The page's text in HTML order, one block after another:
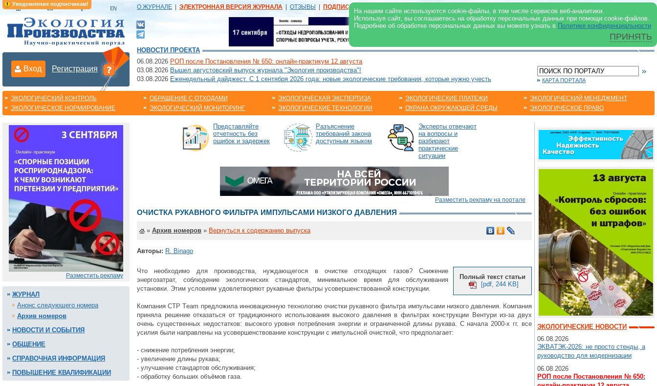
Уведомление подписчикам!
На нашем сайте используются cookie-файлы, в том числе сервисов веб-аналитики.
Используя сайт, вы соглашаетесь на обработку персональных данных при помощи cookie-файлов.
Подробнее об обработке персональных данных вы можете узнать в Политике конфиденциальности
ПРИНЯТЬ
О ЖУРНАЛЕ ЭЛЕКТРОННАЯ ВЕРСИЯ ЖУРНАЛА ОТЗЫВЫ ПОДПИСКА | В ЖУРНАЛЕ В ИНТЕРНЕТ
Вход Регистрация
НОВОСТИ ПРОЕКТА
06.08.2026 РОП после Постановления № 650: онлайн-практикум 12 августа
03.08.2026 Вышел августовский выпуск журнала "Экология производства"!
03.08.2026 Еженедельный дайджест. С 1 сентября 2026 года: новые экологические требования, которые нужно учесть КАРТА ПОРТАЛА
ЭКОЛОГИЧЕСКИЙ КОНТРОЛЬ
ЭКОЛОГИЧЕСКОЕ НОРМИРОВАНИЕ
ОБРАЩЕНИЕ С ОТХОДАМИ
ЭКОЛОГИЧЕСКИЙ МОНИТОРИНГ
ЭКОЛОГИЧЕСКАЯ ЭКСПЕРТИЗА
ЭКОЛОГИЧЕСКИЕ ТЕХНОЛОГИИ
ЭКОЛОГИЧЕСКИЕ ПЛАТЕЖИ
ОХРАНА ОКРУЖАЮЩЕЙ СРЕДЫ
ЭКОЛОГИЧЕСКИЙ МЕНЕДЖМЕНТ
ЭКОЛОГИЧЕСКОЕ ПРАВО
Разместить рекламу
ЖУРНАЛ
Анонс следующего номера
Архив номеров
НОВОСТИ И СОБЫТИЯ
ОБЩЕНИЕ
СПРАВОЧНАЯ ИНФОРМАЦИЯ
ПОВЫШЕНИЕ КВАЛИФИКАЦИИ
Представляйте
отчетность без
ошибок и задержек
Разъяснение
требований закона
доступным языком
Эксперты отвечают
на вопросы и
разбирают
практические
ситуации
Разместить рекламу на портале
ОЧИСТКА РУКАВНОГО ФИЛЬТРА ИМПУЛЬСАМИ НИЗКОГО ДАВЛЕНИЯ
» Архив номеров » Вернуться к содержанию выпуска
Авторы: R. Binago
Полный текст статьи
[pdf, 244 KB]
Что необходимо для производства, нуждающегося в очистке отходящих газов? Снижение
энергозатрат, соблюдение экологических стандартов, минимальное время для обслуживания
установки. Этим условиям удовлетворяют рукавные фильтры усовершенствованной конструкции.
Компания CTP Тeam предложила инновационную технологию очистки рукавного фильтра импульсами низкого давления. Компания
приняла решение отказаться от традиционного использования высокого давления в фильтрах конструкции Вентури из-за двух
очень существенных недостатков: высокого уровня потребления энергии и ограниченной длины рукава. С начала 2000-х гг. все
усилия были направлены на усовершенствование конструкции с импульсной очисткой, что предполагает:
- снижение потребления энергии;
- увеличение длины рукава;
- улучшение стандартов обслуживания;
- обработку больших объёмов газа.
ЭКОЛОГИЧЕСКИЕ НОВОСТИ
06.08.2026
ЭКВАТЭК-2026: не просто стенды, а
руководство для модернизации
06.08.2026
РОП после Постановления № 650: